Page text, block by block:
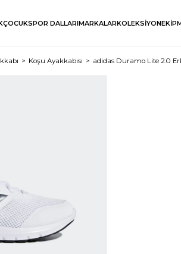
ÇOCUKSPOR DALLARIMARKALARKOLEKSİYON
Koşu Ayakkabısı adidas Duramo Lite 2.0